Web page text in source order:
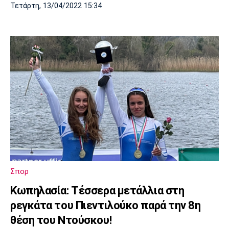
Τετάρτη, 13/04/2022 15:34
Σπορ
Κωπηλασία: Τέσσερα μετάλλια στη
ρεγκάτα του Πιεντιλούκο παρά την 8η
θέση του Ντούσκου!